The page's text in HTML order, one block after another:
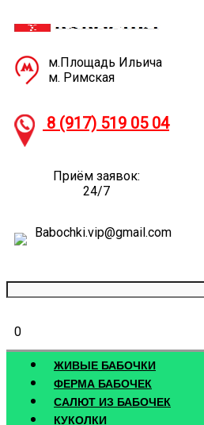
м.Площадь Ильича
м. Римская
8 (917) 519 05 04
Приём заявок:
24/7
Babochki.vip@gmail.com
0
ЖИВЫЕ БАБОЧКИ
ФЕРМА БАБОЧЕК
САЛЮТ ИЗ БАБОЧЕК
КУКОЛКИ